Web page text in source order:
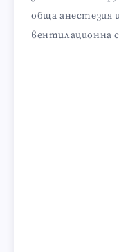
обща анестезия
вентилационна